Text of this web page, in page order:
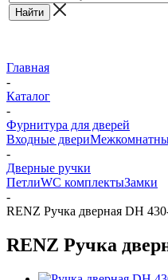
Главная
-
Каталог
-
Фурнитура для дверей
Входные двери
-
Дверные ручки
ПетлиWC комплектыЗамки
-
RENZ Ручка дверная DH
RENZ Ручка